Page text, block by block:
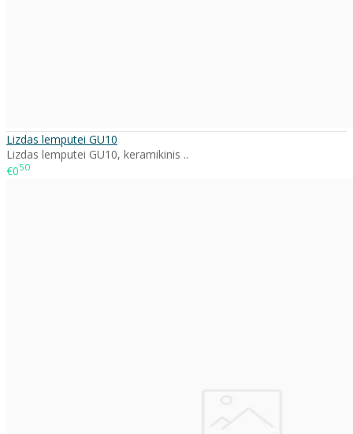
Lizdas lemputei GU10
Lizdas lemputei GU10, keramikinis ..
€050